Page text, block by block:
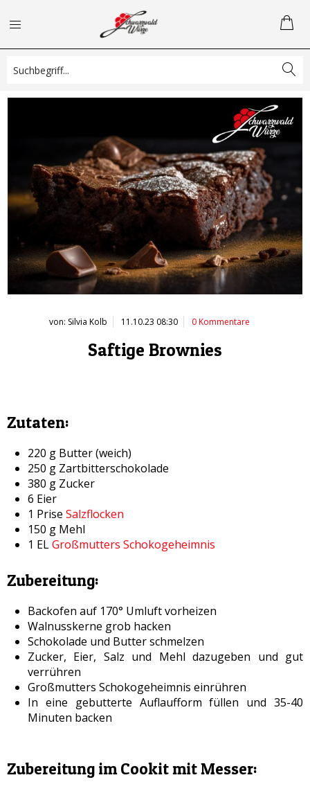
Saftige Brownies
von: Silvia Kolb 11.10.23 08:30 0 Kommentare
Saftige Brownies
Zutaten:
220 g Butter (weich)
250 g Zartbitterschokolade
380 g Zucker
6 Eier
1 Prise Salzflocken
150 g Mehl
1 ELGroßmutters Schokogeheimnis
Zubereitung:
Backofen auf 170° Umluft vorheizen
Walnusskerne grob hacken
Schokolade und Butter schmelzen
Zucker, Eier, Salz und Mehl dazugeben und gut
verrühren
Großmutters Schokogeheimnis einrühren
In eine gebutterte Auflaufform füllen und 35-40
Minuten backen
Zubereitung im Cookit mit Messer: